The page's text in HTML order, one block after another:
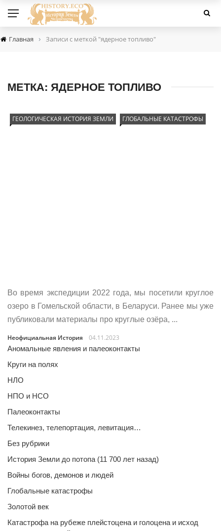
Главная › Записи с меткой "ядерное топливо"
МЕТКА: ЯДЕРНОЕ ТОПЛИВО
ГЕОЛОГИЧЕСКАЯ ИСТОРИЯ ЗЕМЛИ ГЛОБАЛЬНЫЕ КАТАСТРОФЫ
Во время экспедиции 2022 года, мы посетили круглое
озеро в Гомельской области, в Беларуси. Ранее мы уже
публиковали материалы про круглые озёра, ...
Неофициальная История
04.11.2023
Аномальные явления и палеоконтакты
Круги на полях
НЛО
НПО и НСО
Палеоконтакты
Телекинез, телепортация, левитация…
Без рубрики
История Земли до потопа (11 700 лет назад)
Войны богов, демонов и людей
Глобальные катастрофы
Золотой век
Катастрофа на рубеже плейстоцена и голоцена и исход